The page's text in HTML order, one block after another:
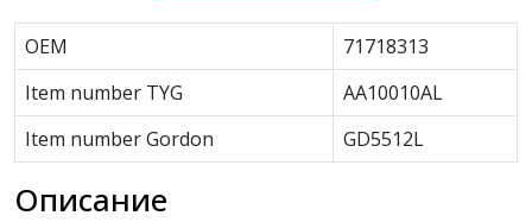
OEM
71718313
Item number TYG
AA10010AL
Item number Gordon
GD5512L
Описание